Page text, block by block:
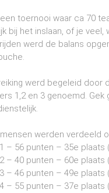
toernooi waar ca 70
bij het inslaan, of je
werd de balans
werd begeleid door
1,2 en 3 genoemd.
werden verdeeld
1 – 56 punten – 35e
– 40 punten – 60e plaats
– 46 punten – 49e plaats
– 55 punten – 37e plaats